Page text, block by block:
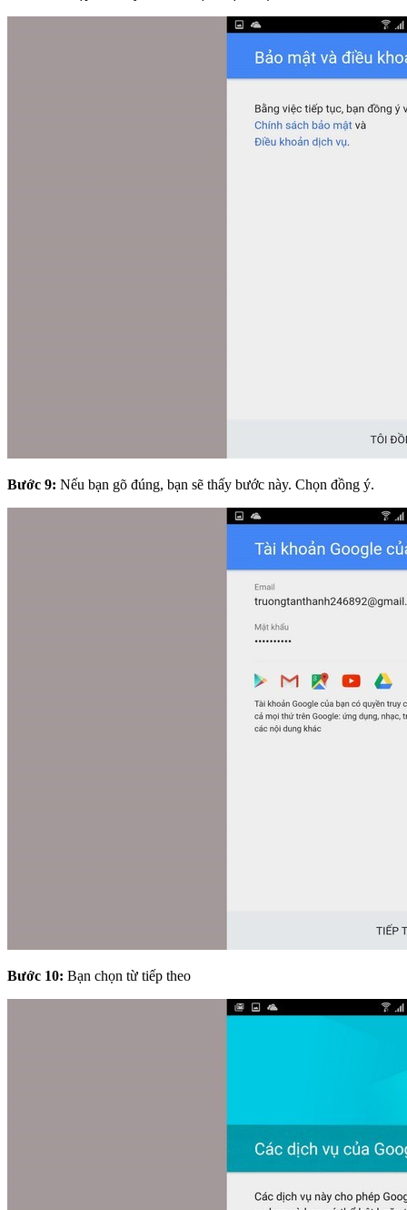
Bước 9: Nếu bạn gõ đúng, bạn sẽ thấy bước này. Chọn đồng ý.
Bước 10: Bạn chọn từ tiếp theo